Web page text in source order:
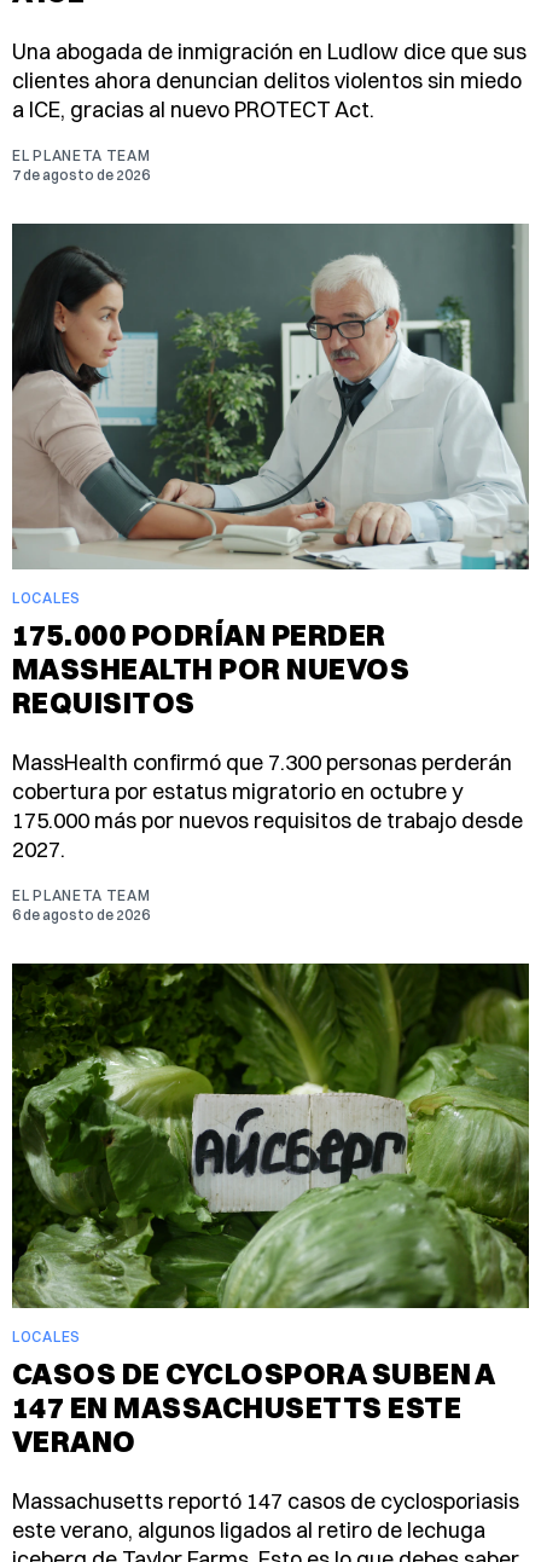
Una abogada de inmigración en Ludlow dice que sus
clientes ahora denuncian delitos violentos sin miedo
a ICE, gracias al nuevo PROTECT Act.
EL PLANETA TEAM
7 de agosto de 2026
LOCALES
175.000 PODRÍAN PERDER
MASSHEALTH POR NUEVOS
REQUISITOS
MassHealth confirmó que 7.300 personas perderán
cobertura por estatus migratorio en octubre y
175.000 más por nuevos requisitos de trabajo desde
2027.
EL PLANETA TEAM
6 de agosto de 2026
LOCALES
CASOS DE CYCLOSPORA SUBEN A
147 EN MASSACHUSETTS ESTE
VERANO
Massachusetts reportó 147 casos de cyclosporiasis
este verano, algunos ligados al retiro de lechuga